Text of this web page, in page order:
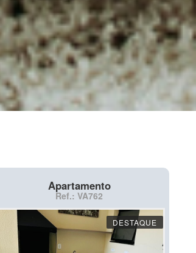
Apartamento
Ref.: VA762
DESTAQUE